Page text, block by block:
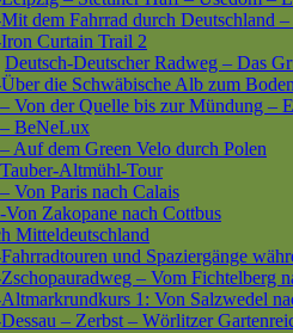
dem Fahrrad durch Deutschland
Curtain Trail 2
Deutsch-Deutscher Radweg – Das
die Schwäbische Alb zum
Von der Quelle bis zur Mündung –
BeNeLux
Auf dem Green Velo durch Polen
Altmühl-Tour
Von Paris nach Calais
Von Zakopane nach Cottbus
Mitteldeutschland
und Spaziergänge
– Vom Fichtelberg
1: Von Salzwedel
– Zerbst – Wörlitzer